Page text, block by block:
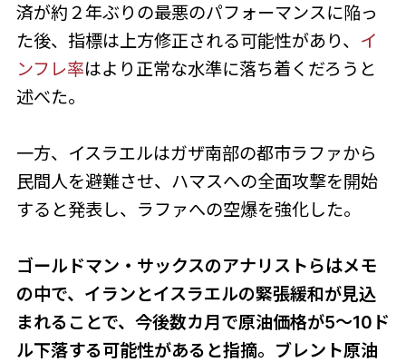
済が約２年ぶりの最悪のパフォーマンスに陥っ
た後、指標は上方修正される可能性があり、 イ
ンフレ率はより正常な水準に落ち着くだろうと
述べた。
一方、イスラエルはガザ南部の都市ラファから
民間人を避難させ、ハマスへの全面攻撃を開始
すると発表し、ラファへの空爆を強化した。
ゴールドマン・サックスのアナリストらはメモ
の中で、イランとイスラエルの緊張緩和が見込
まれることで、今後数カ月で原油価格が5～10ド
ル下落する可能性があると指摘。ブレント原油